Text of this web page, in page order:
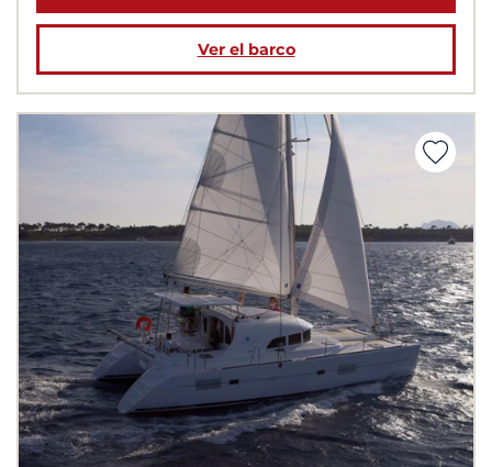
Ver el barco